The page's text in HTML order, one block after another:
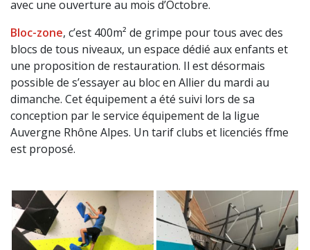
avec une ouverture au mois d’Octobre.
Bloc-zone, c’est 400m² de grimpe pour tous avec des
blocs de tous niveaux, un espace dédié aux enfants et
une proposition de restauration. Il est désormais
possible de s’essayer au bloc en Allier du mardi au
dimanche. Cet équipement a été suivi lors de sa
conception par le service équipement de la ligue
Auvergne Rhône Alpes. Un tarif clubs et licenciés ffme
est proposé.